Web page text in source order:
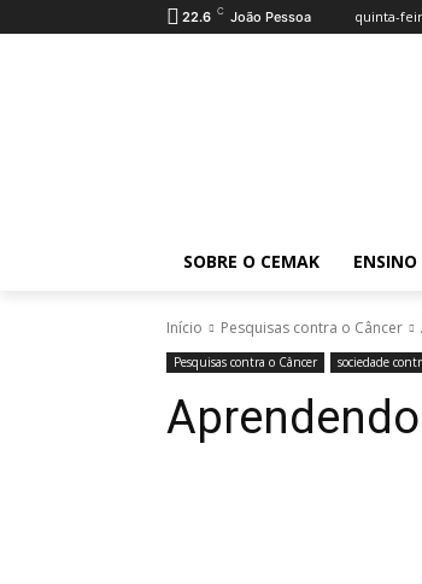
22.6 C João Pessoa quinta-
SOBRE O CEMAK
Início Pesquisas contra o Câncer
Pesquisas contra o Câncer sociedade